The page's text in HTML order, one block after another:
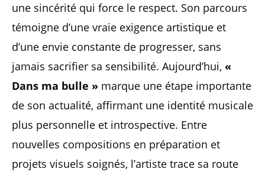
une sincérité qui force le respect. Son parcours
témoigne d’une vraie exigence artistique et
d’une envie constante de progresser, sans
jamais sacrifier sa sensibilité. Aujourd’hui, «
Dans ma bulle » marque une étape importante
de son actualité, affirmant une identité musicale
plus personnelle et introspective. Entre
nouvelles compositions en préparation et
projets visuels soignés, l’artiste trace sa route